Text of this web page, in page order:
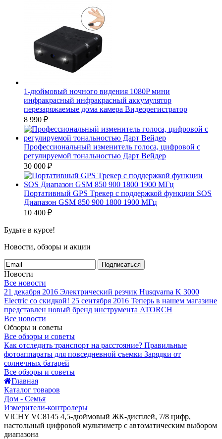
1-дюймовый ночного видения 1080P мини
инфракрасный инфракрасный аккумулятор
перезаряжаемые дома камера Видеорегистратор
8 990 ₽
Профессиональный изменитель голоса, цифровой с
регулируемой тональностью Дарт Вейдер
30 000 ₽
Портативный GPS Tрекер с поддержкой функции SOS
Диапазон GSM 850 900 1800 1900 МГц
10 400 ₽
Будьте в курсе!
Новости, обзоры и акции
Подписаться
Новости
Все новости
21 декабря 2016 Электрический резчик Husqvarna K 3000
Electric со скидкой! 25 сентября 2016 Теперь в нашем магазине
представлен новый бренд инструмента ATORCH
Все новости
Обзоры и советы
Все обзоры и советы
Как отследить транспорт на расстояние? Правильные
фотоаппараты для повседневной съемки Зарядки от
солнечных батарей
Все обзоры и советы
Главная
Каталог товаров
Дом - Семья
Измерители-контролеры
VICHY VC8145 4,5-дюймовый ЖК-дисплей, 7/8 цифр,
настольный цифровой мультиметр с автоматическим выбором
диапазона